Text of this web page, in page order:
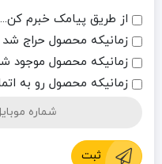
از طریق پیامک خبرم کن...
زمانیکه محصول حراج شد
زمانیکه محصول موجود
زمانیکه محصول رو به
ثبت